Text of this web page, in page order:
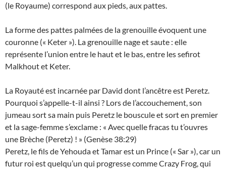
(le Royaume) correspond aux pieds, aux pattes.
La forme des pattes palmées de la grenouille évoquent une
couronne (« Keter »). La grenouille nage et saute : elle
représente l’union entre le haut et le bas, entre les sefirot
Malkhout et Keter.
La Royauté est incarnée par David dont l’ancêtre est Peretz.
Pourquoi s’appelle-t-il ainsi ? Lors de l’accouchement, son
jumeau sort sa main puis Peretz le bouscule et sort en premier
et la sage-femme s’exclame : « Avec quelle fracas tu t’ouvres
une Brèche (Peretz) ! » (Genèse 38:29)
Peretz, le fils de Yehouda et Tamar est un Prince (« Sar »), car un
futur roi est quelqu’un qui progresse comme Crazy Frog, qui